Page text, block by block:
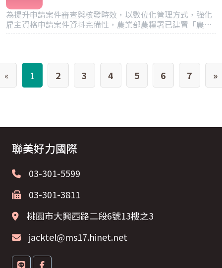
為提升申請案件審查與核發時效，以數位化管理方式，強化
雇主資格申請案件資料完備性，農業部農糧署已建置「農糧
工作申請引進外籍移工雇主資格認定」線上申辦系統
方式辦理，期透過線上申辦方式，讓農友即時完成案件申
請。
« 1 2 3 4 5 6 7 »
聯美好力國際
03-301-5599
03-301-3811
桃園市大興西路二段6號13樓之3
jacktel@ms17.hinet.net